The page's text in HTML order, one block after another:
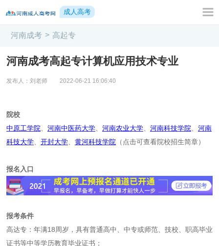
成人高考
河南成考 > 高起专
河南成考高起专计算机应用技术专业
发布人：刘老师 2022-06-21 16:06:40
院校
中原工学院、 河南中医药大学、 河南农业大学、 河南科技学院、 河南
科技大学、 开封大学、 黄河科技学院 （点击可查看院校招生简章）
报名入口
报考条件
高达专：年满18周岁，具有普通高中、中专或师范、技校、职高毕业
证书等中等学历教育毕业证书；